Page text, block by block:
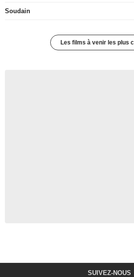
Soudain
Les films à venir les plus
SUIVEZ-NOUS